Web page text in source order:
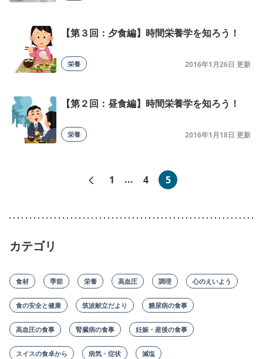
【第３回：夕食編】時間栄養学を知ろう！
栄養 2016年1月26日
【第２回：昼食編】時間栄養学を知ろう！
栄養 2016年1月18日
«前へ
1 ... 4 5
カテゴリ
食材 季節 栄養 高血圧 調理 心のえいよう
食の安全と健康 筑波献立だより 糖尿病の食事
高血圧の食事 腎臓病の食事 妊娠・産後の食事
スイスの食卓から 病気・症状 減塩